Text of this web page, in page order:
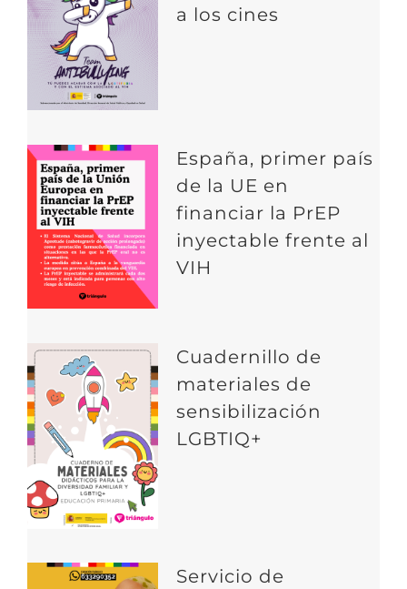
a los cines
España, primer país
de la UE en
financiar la PrEP
inyectable frente al
VIH
Cuadernillo de
materiales de
sensibilización
LGBTIQ+
Servicio de